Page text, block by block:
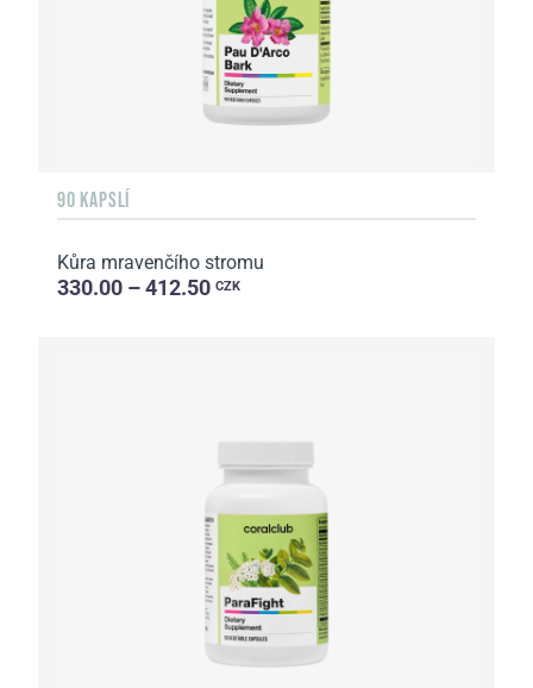
90 KAPSLÍ
Kůra mravenčího stromu
330.00 – 412.50 CZK